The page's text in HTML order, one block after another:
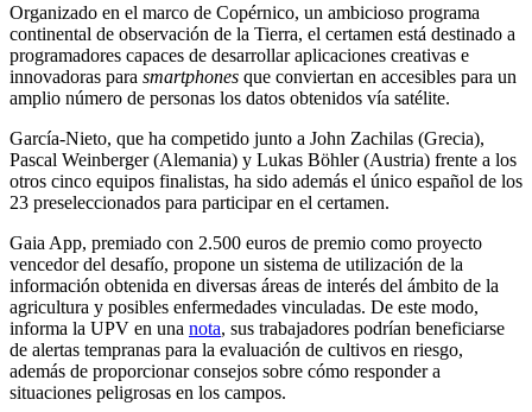
Organizado en el marco de Copérnico, un ambicioso programa
continental de observación de la Tierra, el certamen está destinado a
programadores capaces de desarrollar aplicaciones creativas e
innovadoras para smartphones que conviertan en accesibles para un
amplio número de personas los datos obtenidos vía satélite.
García-Nieto, que ha competido junto a John Zachilas (Grecia),
Pascal Weinberger (Alemania) y Lukas Böhler (Austria) frente a los
otros cinco equipos finalistas, ha sido además el único español de los
23 preseleccionados para participar en el certamen.
Gaia App, premiado con 2.500 euros de premio como proyecto
vencedor del desafío, propone un sistema de utilización de la
información obtenida en diversas áreas de interés del ámbito de la
agricultura y posibles enfermedades vinculadas. De este modo,
informa la UPV en una nota, sus trabajadores podrían beneficiarse
de alertas tempranas para la evaluación de cultivos en riesgo,
además de proporcionar consejos sobre cómo responder a
situaciones peligrosas en los campos.